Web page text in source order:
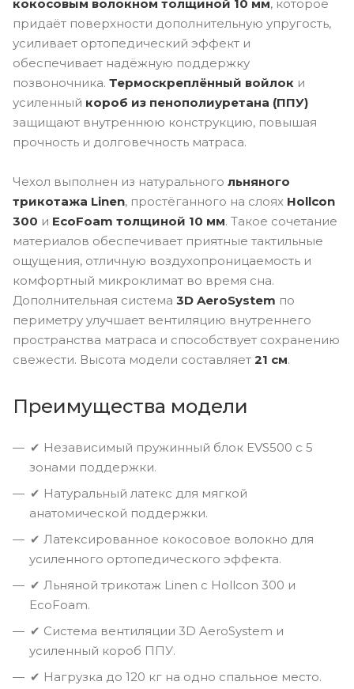
кокосовым волокном толщиной 10 мм, которое
придаёт поверхности дополнительную упругость,
усиливает ортопедический эффект и
обеспечивает надёжную поддержку
позвоночника. Термоскреплённый войлок и
усиленный короб из пенополиуретана (ППУ)
защищают внутреннюю конструкцию, повышая
прочность и долговечность матраса.
Чехол выполнен из натурального льняного
трикотажа Linen, простёганного на слоях Hollcon
300 и EcoFoam толщиной 10 мм. Такое сочетание
материалов обеспечивает приятные тактильные
ощущения, отличную воздухопроницаемость и
комфортный микроклимат во время сна.
Дополнительная система 3D AeroSystem по
периметру улучшает вентиляцию внутреннего
пространства матраса и способствует сохранению
свежести. Высота модели составляет 21 см.
Преимущества модели
✔ Независимый пружинный блок EVS500 с 5
зонами поддержки.
✔ Натуральный латекс для мягкой
анатомической поддержки.
✔ Латексированное кокосовое волокно для
усиленного ортопедического эффекта.
✔ Льняной трикотаж Linen с Hollcon 300 и
EcoFoam.
✔ Система вентиляции 3D AeroSystem и
усиленный короб ППУ.
✔ Нагрузка до 120 кг на одно спальное место.